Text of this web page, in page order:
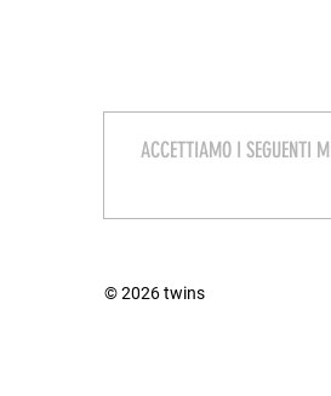
ACCETTIAMO I SEGUENTI
© 2026 twins